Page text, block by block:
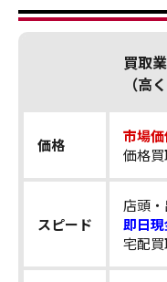
買取
（高
価格
市場
価格買
スピード
店頭
即日
宅配買